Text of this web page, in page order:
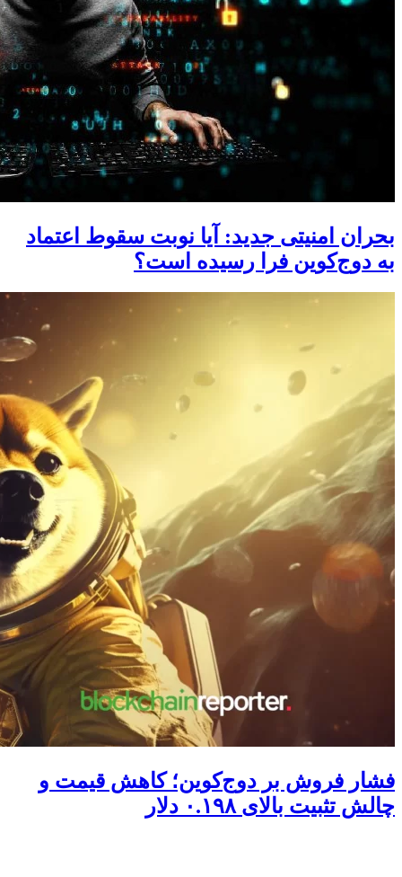
بحران امنیتی جدید: آیا نوبت سقوط اعتماد
به دوج‌کوین فرا رسیده است؟
فشار فروش بر دوج‌کوین؛ کاهش قیمت و
چالش تثبیت بالای ۰.۱۹۸ دلار